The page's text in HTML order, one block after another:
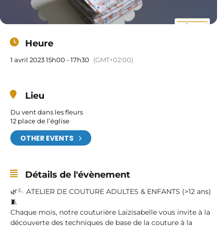
Heure
1 avril 2023 15h00 - 17h30 (GMT+02:00)
Lieu
Du vent dans les fleurs
12 place de l’église
OTHER EVENTS
Détails de l'évènement
🌿🪡 ATELIER DE COUTURE ADULTES & ENFANTS (>12 ans)
🧵
Chaque mois, notre couturière Laizisabelle vous invite à la
découverte des techniques de base de la couture à la